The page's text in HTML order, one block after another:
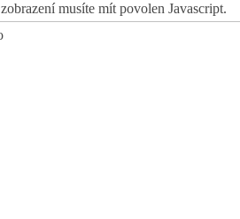
zobrazení musíte mít povolen Javascript.